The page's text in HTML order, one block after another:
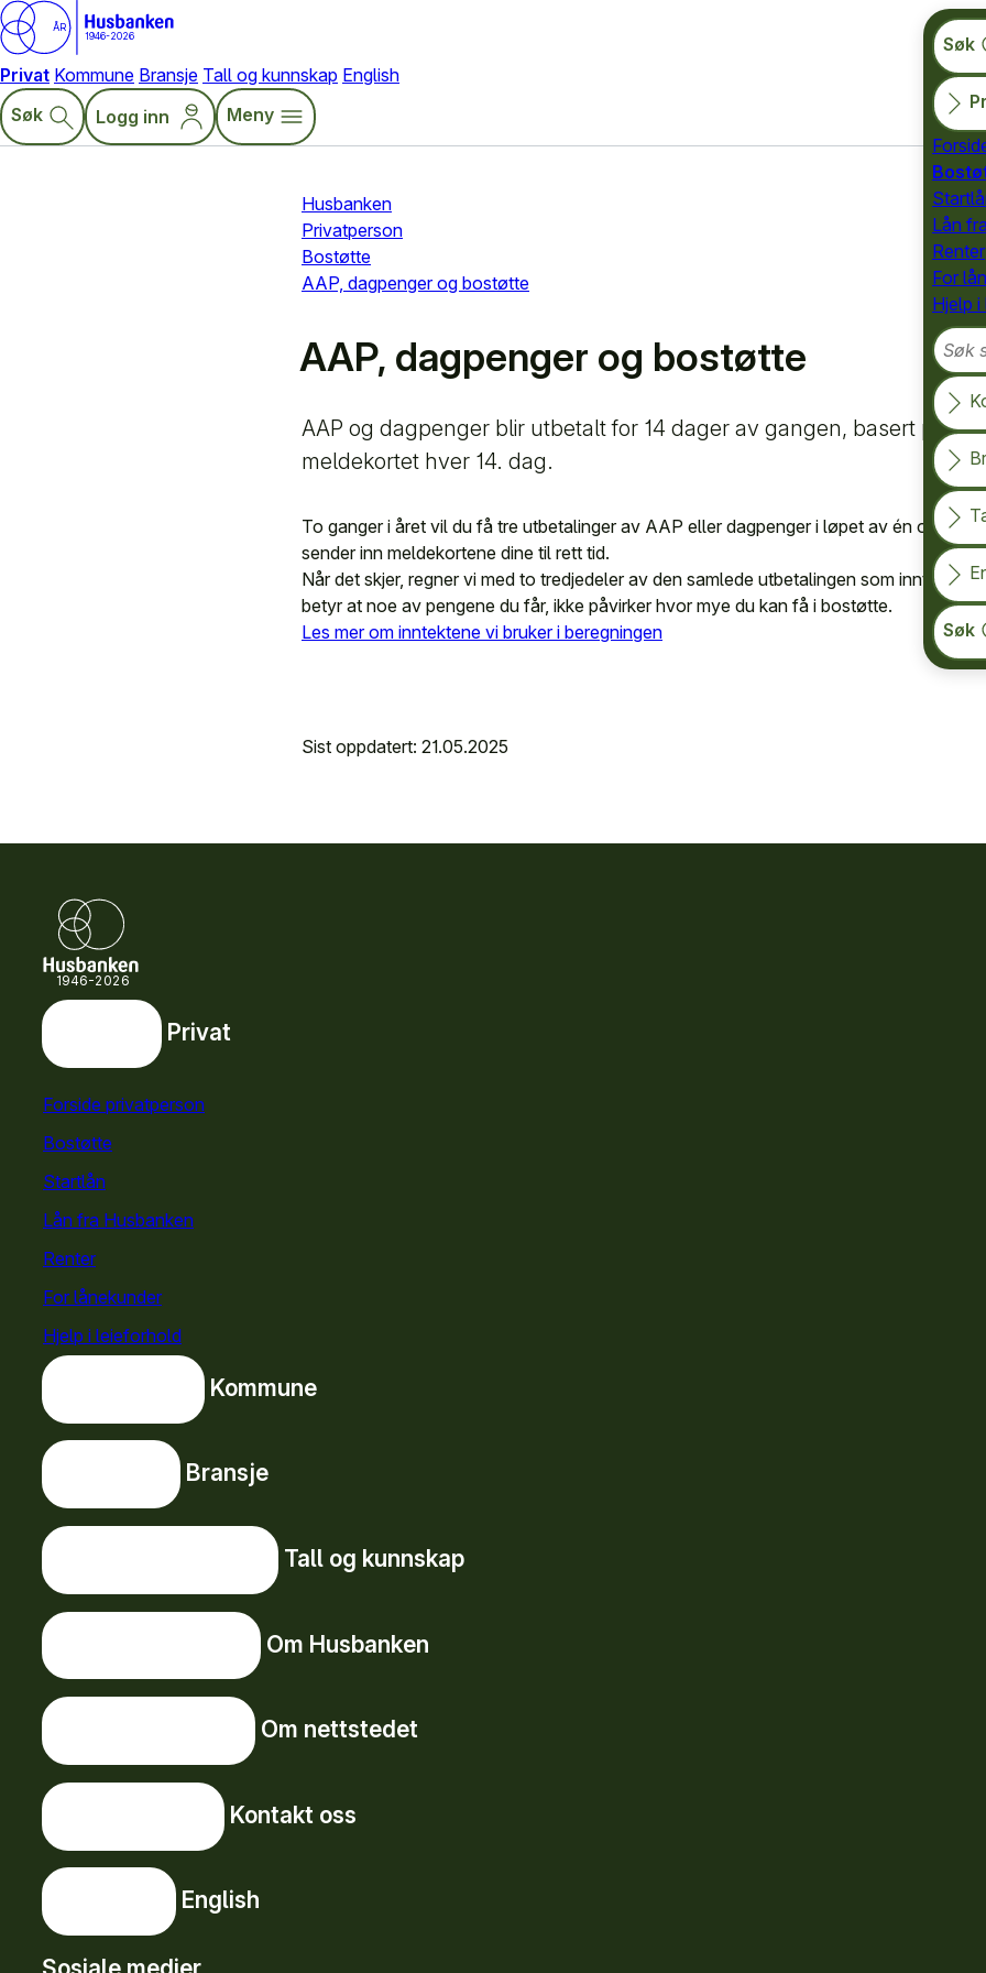
ÅR
1946-2026
Privat Kommune Bransje Tall og kunnskap English
Søk
Logg inn Meny
Søk
Lån
Renter
For
Hjelp
Søk
Søk
Husbanken
Privatperson
Bostøtte
AAP, dagpenger og bostøtte
AAP, dagpenger og bostøtte
AAP og dagpenger blir utbetalt for 14 dager av gangen, basert på
meldekortet hver 14. dag.
To ganger i året vil du få tre utbetalinger av AAP eller dagpenger i løpet av én og
sender inn meldekortene dine til rett tid.
Når det skjer, regner vi med to tredjedeler av den samlede utbetalingen som inntekt i
betyr at noe av pengene du får, ikke påvirker hvor mye du kan få i bostøtte.
Les mer om inntektene vi bruker i beregningen
Sist oppdatert: 21.05.2025
1946-2026
Privat
Forside privatperson
Bostøtte
Startlån
Lån fra Husbanken
Renter
For lånekunder
Hjelp i leieforhold
Kommune
Bransje
Tall og kunnskap
Om Husbanken
Om nettstedet
Kontakt oss
English